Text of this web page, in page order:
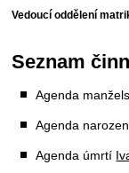
Vedoucí oddělení
Seznam
Agenda
Agenda
Agenda úmrtí